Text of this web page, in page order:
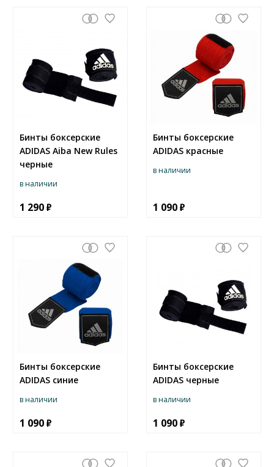
Бинты боксерские
ADIDAS Aiba New Rules
черные
в наличии
1 290
Бинты боксерские
ADIDAS красные
в наличии
1 090
Бинты боксерские
ADIDAS синие
в наличии
1 090
Бинты боксерские
ADIDAS черные
в наличии
1 090